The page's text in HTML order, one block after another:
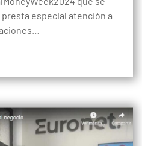
especial atención a